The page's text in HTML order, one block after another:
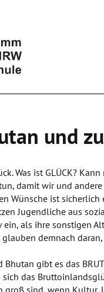
und
Was ist GLÜCK?
damit wir und
Wünsche ist
Jugendliche aus
als ihre sonstigen
demnach
gibt es das
sich das
sind, wenn Kultur,